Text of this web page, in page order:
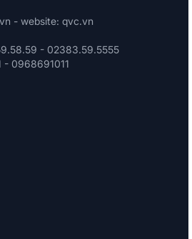
- website: qvc.vn
- 02383.59.5555
- 0968691011